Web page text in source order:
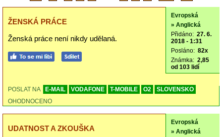
ŽENSKÁ PRÁCE
Ženská práce není nikdy udělaná.
Evropská
» Anglická
Přidáno: 27. 6.
2018 - 1:31
Posláno: 82x
Známka: 2,85
od 103 lidí
POSLAT NA E-MAIL VODAFONE T-MOBILE O2
SLOVENSKO
OHODNOCENO
UDATNOST A ZKOUŠKA
Evropská
» Anglická